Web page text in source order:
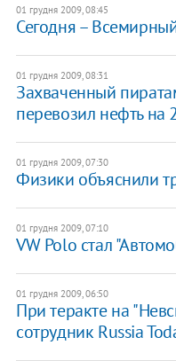
01 грудня 2009, 08:45
Сегодня –
01 грудня 2009, 08:31
Захваченный
перевозил нефть на
01 грудня 2009, 07:30
Физики объяснили
01 грудня 2009, 07:10
VW Polo стал
01 грудня 2009, 06:50
При теракте на
сотрудник Russia